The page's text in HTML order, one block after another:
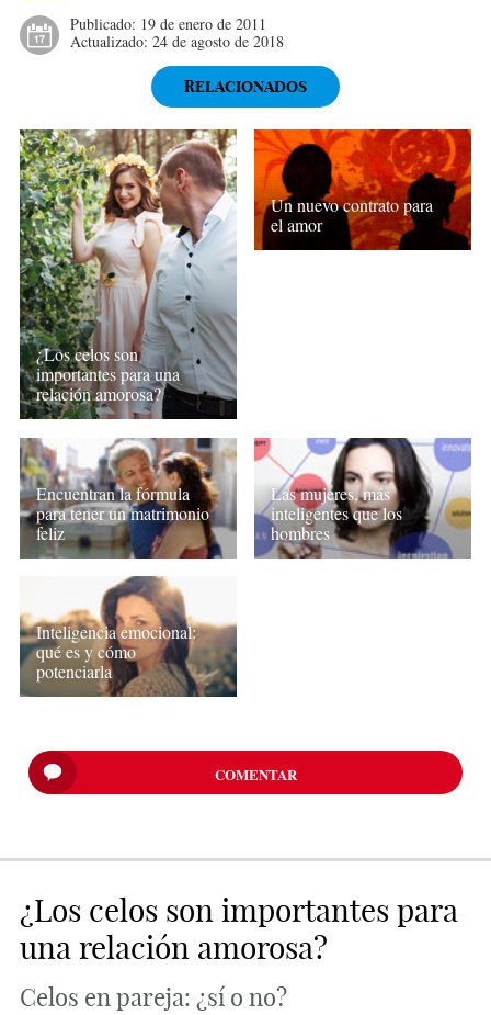
Publicado: 19 de enero de 2011
Actualizado: 24 de agosto de 2018
RELACIONADOS
¿Los celos son
importantes para una
relación amorosa?
Un nuevo contrato para
el amor
Encuentran la fórmula
para tener un matrimonio
feliz
Las mujeres, más
inteligentes que los
hombres
Inteligencia emocional:
qué es y cómo
potenciarla
COMENTAR
¿Los celos son importantes para
una relación amorosa?
Celos en pareja: ¿sí o no?